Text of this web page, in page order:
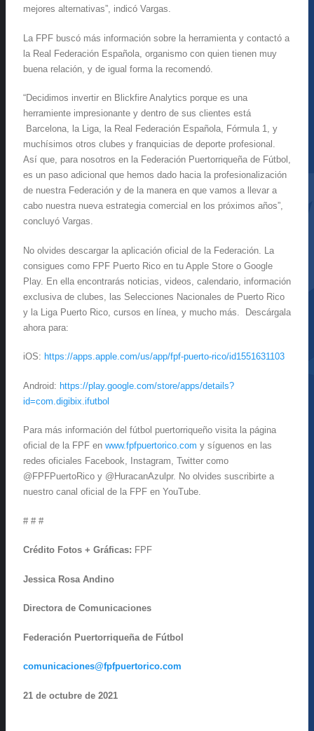
mejores alternativas”, indicó Vargas.
La FPF buscó más información sobre la herramienta y contactó a
la Real Federación Española, organismo con quien tienen muy
buena relación, y de igual forma la recomendó.
“Decidimos invertir en Blickfire Analytics porque es una
herramiente impresionante y dentro de sus clientes está
Barcelona, la Liga, la Real Federación Española, Fórmula 1, y
muchísimos otros clubes y franquicias de deporte profesional.
Así que, para nosotros en la Federación Puertorriqueña de Fútbol,
es un paso adicional que hemos dado hacia la profesionalización
de nuestra Federación y de la manera en que vamos a llevar a
cabo nuestra nueva estrategia comercial en los próximos años”,
concluyó Vargas.
No olvides descargar la aplicación oficial de la Federación. La
consigues como FPF Puerto Rico en tu Apple Store o Google
Play. En ella encontrarás noticias, videos, calendario, información
exclusiva de clubes, las Selecciones Nacionales de Puerto Rico
y la Liga Puerto Rico, cursos en línea, y mucho más. Descárgala
ahora para:
iOS: https://apps.apple.com/us/app/fpf-puerto-rico/id1551631103
Android: https://play.google.com/store/apps/details?
id=com.digibix.ifutbol
Para más información del fútbol puertorriqueño visita la página
oficial de la FPF en www.fpfpuertorico.com y síguenos en las
redes oficiales Facebook, Instagram, Twitter como
@FPFPuertoRico y @HuracanAzulpr. No olvides suscribirte a
nuestro canal oficial de la FPF en YouTube.
# # #
Crédito Fotos + Gráficas: FPF
Jessica Rosa Andino
Directora de Comunicaciones
Federación Puertorriqueña de Fútbol
comunicaciones@fpfpuertorico.com
21 de octubre de 2021